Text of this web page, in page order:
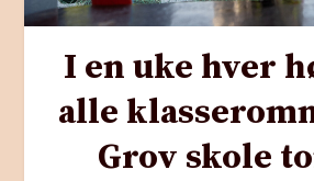
I en uke hver
alle
Grov skole